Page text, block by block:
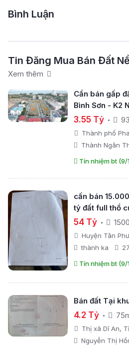
Bình Luận
Tin Đăng Mua Bán Đất
Xem thêm
Cần bán gấp
Bình Sơn - K2
riêng sở hữu
3.55 Tỷ
Ninh Thuận
Thành Ngân
Tín nhiệm bt (9/
cấn bán
tỷ đất full thổ
Phước, Tiền
54 Tỷ
Huyện Tân
thành ka
Tín nhiệm bt (9/
Bán đất Tại
4.2 Tỷ
Thị xã Dĩ An,
Nguyễn Thị